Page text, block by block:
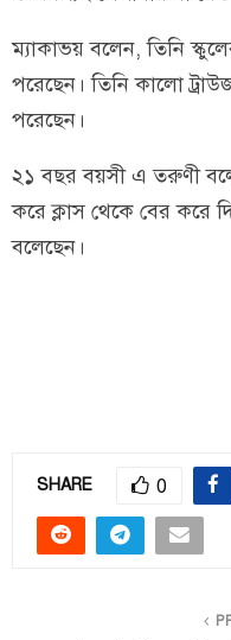
ম্যাকাভয় বলেন, তিনি
পরেছেন। তিনি কালো
পরেছেন।
২১ বছর বয়সী এ তরুণী
করে ক্লাস থেকে বের করে
বলেছেন।
SHARE 0